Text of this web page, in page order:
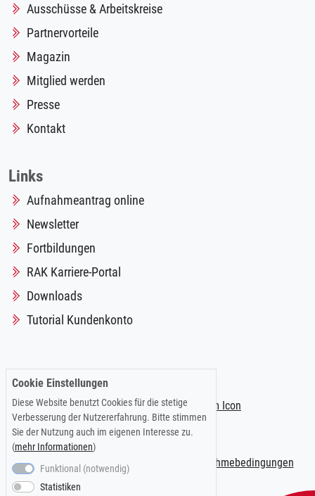
Ausschüsse & Arbeitskreise
Partnervorteile
Magazin
Mitglied werden
Presse
Kontakt
Links
Aufnahmeantrag online
Newsletter
Fortbildungen
RAK Karriere-Portal
Downloads
Tutorial Kundenkonto
Impressum |Datenschutzerklärung Teilnahmebedingungen
Cookie Einstellungen
Diese Website benutzt Cookies für die stetige
Verbesserung der Nutzererfahrung. Bitte stimmen
Sie der Nutzung auch im eigenen Interesse zu.
(mehr Informationen)
Funktional (notwendig)
Statistiken